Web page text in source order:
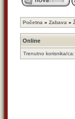
Početna » Zabava »
Online
Trenutno korisnika/ca: